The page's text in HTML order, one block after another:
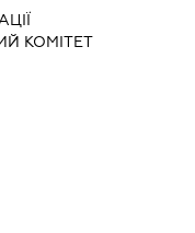
КОМІТЕТ